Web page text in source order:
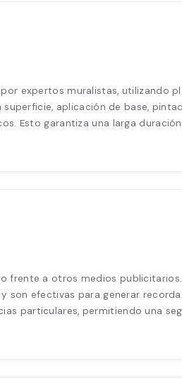
expertos muralistas, utilizando
aplicación de base,
Esto garantiza una larga
frente a otros medios
efectivas para generar
particulares, permitiendo una